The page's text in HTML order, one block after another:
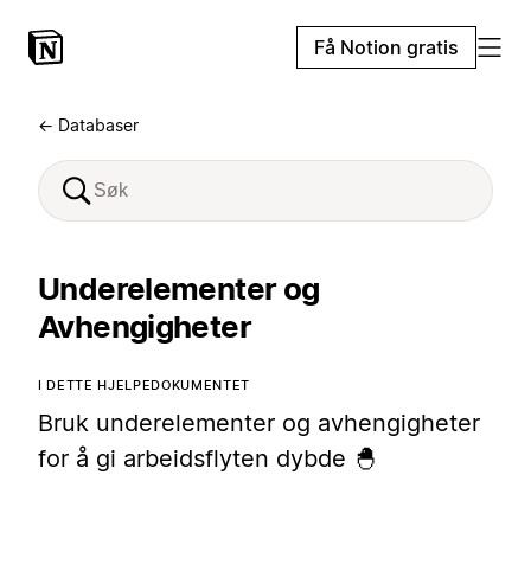
Få Notion gratis
← Databaser
Underelementer og
Avhengigheter
I DETTE HJELPEDOKUMENTET
Bruk underelementer og avhengigheter
for å gi arbeidsflyten dybde 🐣